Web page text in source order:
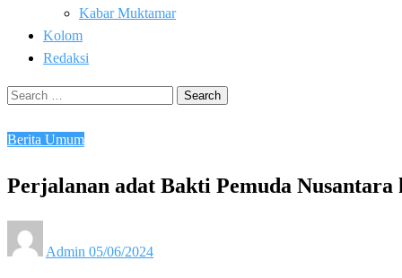
Kabar Muktamar
Kolom
Redaksi
Search
Berita Umum
Perjalanan adat Bakti Pemuda
Admin on
05/06/2024